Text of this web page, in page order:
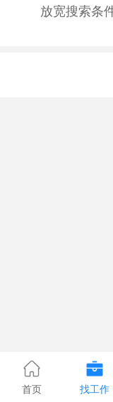
放宽搜索条
首页 找工作